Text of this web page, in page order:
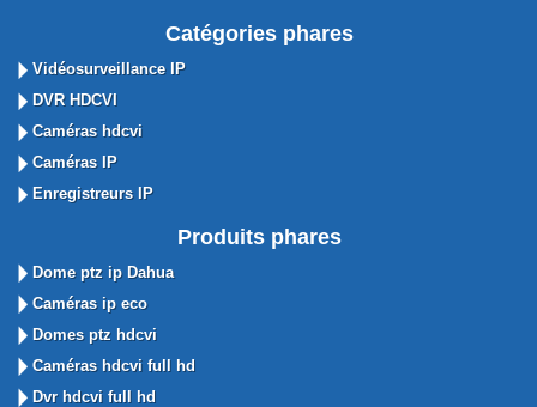
Catégories phares
Vidéosurveillance IP
DVR HDCVI
Caméras hdcvi
Caméras IP
Enregistreurs IP
Produits phares
Dome ptz ip Dahua
Caméras ip eco
Domes ptz hdcvi
Caméras hdcvi full hd
Dvr hdcvi full hd